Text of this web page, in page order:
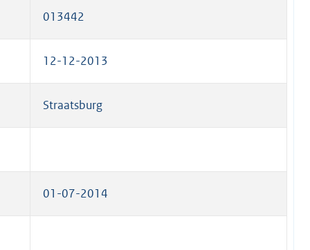
013442
12-12-2013
Straatsburg
01-07-2014